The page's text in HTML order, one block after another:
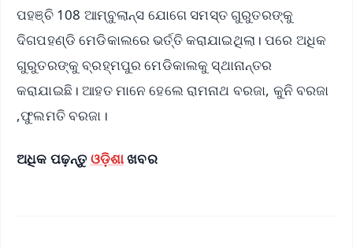
ପହଞ୍ଚି 108 ଆମ୍ବୁଲାନ୍ସ ଯୋଗେ ସମସ୍ତ ଗୁରୁତରଙ୍କୁ
ଦିଗପହଣ୍ଡି ମେଡିକାଲରେ ଭର୍ତ୍ତି କରାଯାଇଥିଲା। ପରେ ଅଧିକ
ଗୁରୁତରଙ୍କୁ ବ୍ରହ୍ମପୁର ମେଡିକାଲକୁ ସ୍ଥାନାନ୍ତର
କରାଯାଇଛି। ଆହତ ମାନେ ହେଲେ ରାମନାଥ ବରଜା, କୁନି ବରଜା
,ଫୁଲମତି ବରଜା।
ଅଧିକ ପଢ଼ନ୍ତୁ ଓଡ଼ିଶାଖବର